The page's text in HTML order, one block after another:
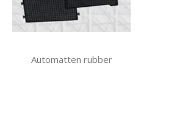
Automatten rubber